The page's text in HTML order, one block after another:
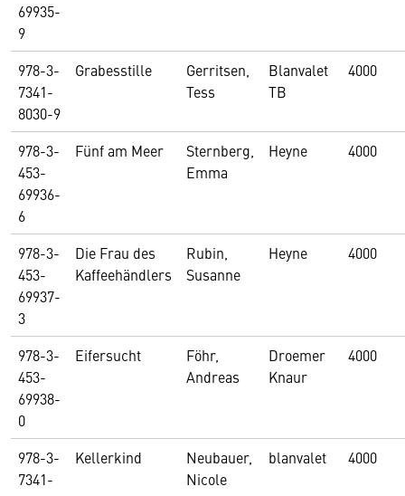
69935-
9
978-3-
7341-
8030-9
Grabesstille
Gerritsen,
Tess
Blanvalet
TB
4000
978-3-
453-
69936-
6
Fünf am Meer
Sternberg,
Emma
Heyne 4000
978-3-
453-
69937-
3
Die Frau des
Kaffeehändlers
Rubin,
Susanne
Heyne 4000
978-3-
453-
69938-
0
Eifersucht
Föhr,
Andreas
Droemer
Knaur
4000
978-3-
7341-
Kellerkind
Neubauer,
Nicole
blanvalet 4000